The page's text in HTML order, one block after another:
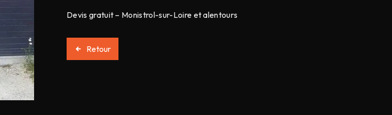
Devis gratuit – Monistrol-sur-Loire et alentours
Retour